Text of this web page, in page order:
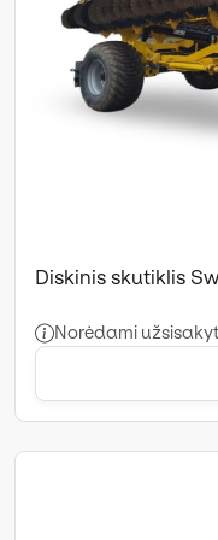
Diskinis skutiklis
Norėdami